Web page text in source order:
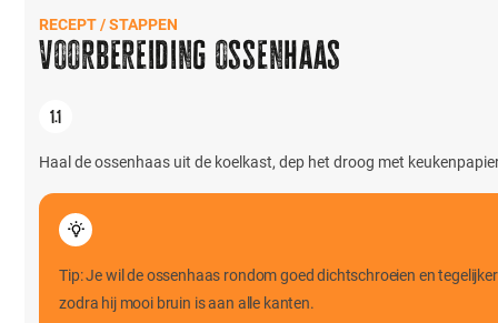
RECEPT / STAPPEN
Voorbereiding ossenhaas
Haal de ossenhaas uit de koelkast, dep het droog met
Tip: Je wil de ossenhaas rondom goed dichtschroeien en
zodra hij mooi bruin is aan alle kanten.